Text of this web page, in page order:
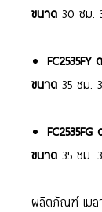
ขนาด 30 ซม.
ขนาด 35 ซม.
ขนาด 35 ซม.
ผลิตภัณฑ์ เมล